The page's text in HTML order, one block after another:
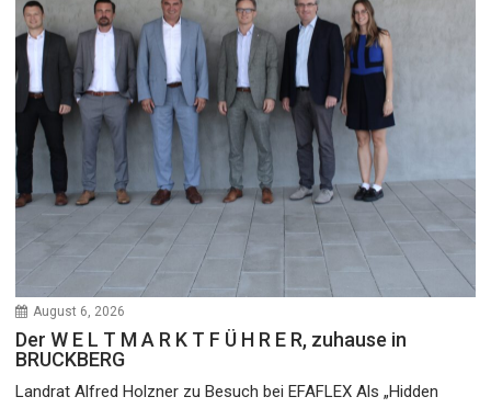
August 6, 2026
Der W E L T M A R K T F Ü H R E R, zuhause in
BRUCKBERG
Landrat Alfred Holzner zu Besuch bei EFAFLEX Als „Hidden